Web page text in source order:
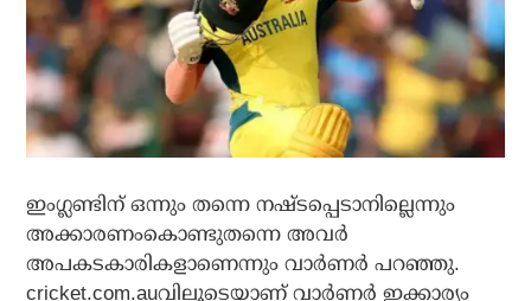
ഇംഗ്ലണ്ടിന് ഒന്നും തന്നെ നഷ്ടപ്പെടാനില്ലെന്നും
അക്കാരണംകൊണ്ടുതന്നെ അവര്‍
അപകടകാരികളാണെന്നും വാര്‍ണര്‍ പറഞ്ഞു.
cricket.com.auവിലൂടെയാണ് വാര്‍ണര്‍ ഇക്കാര്യം